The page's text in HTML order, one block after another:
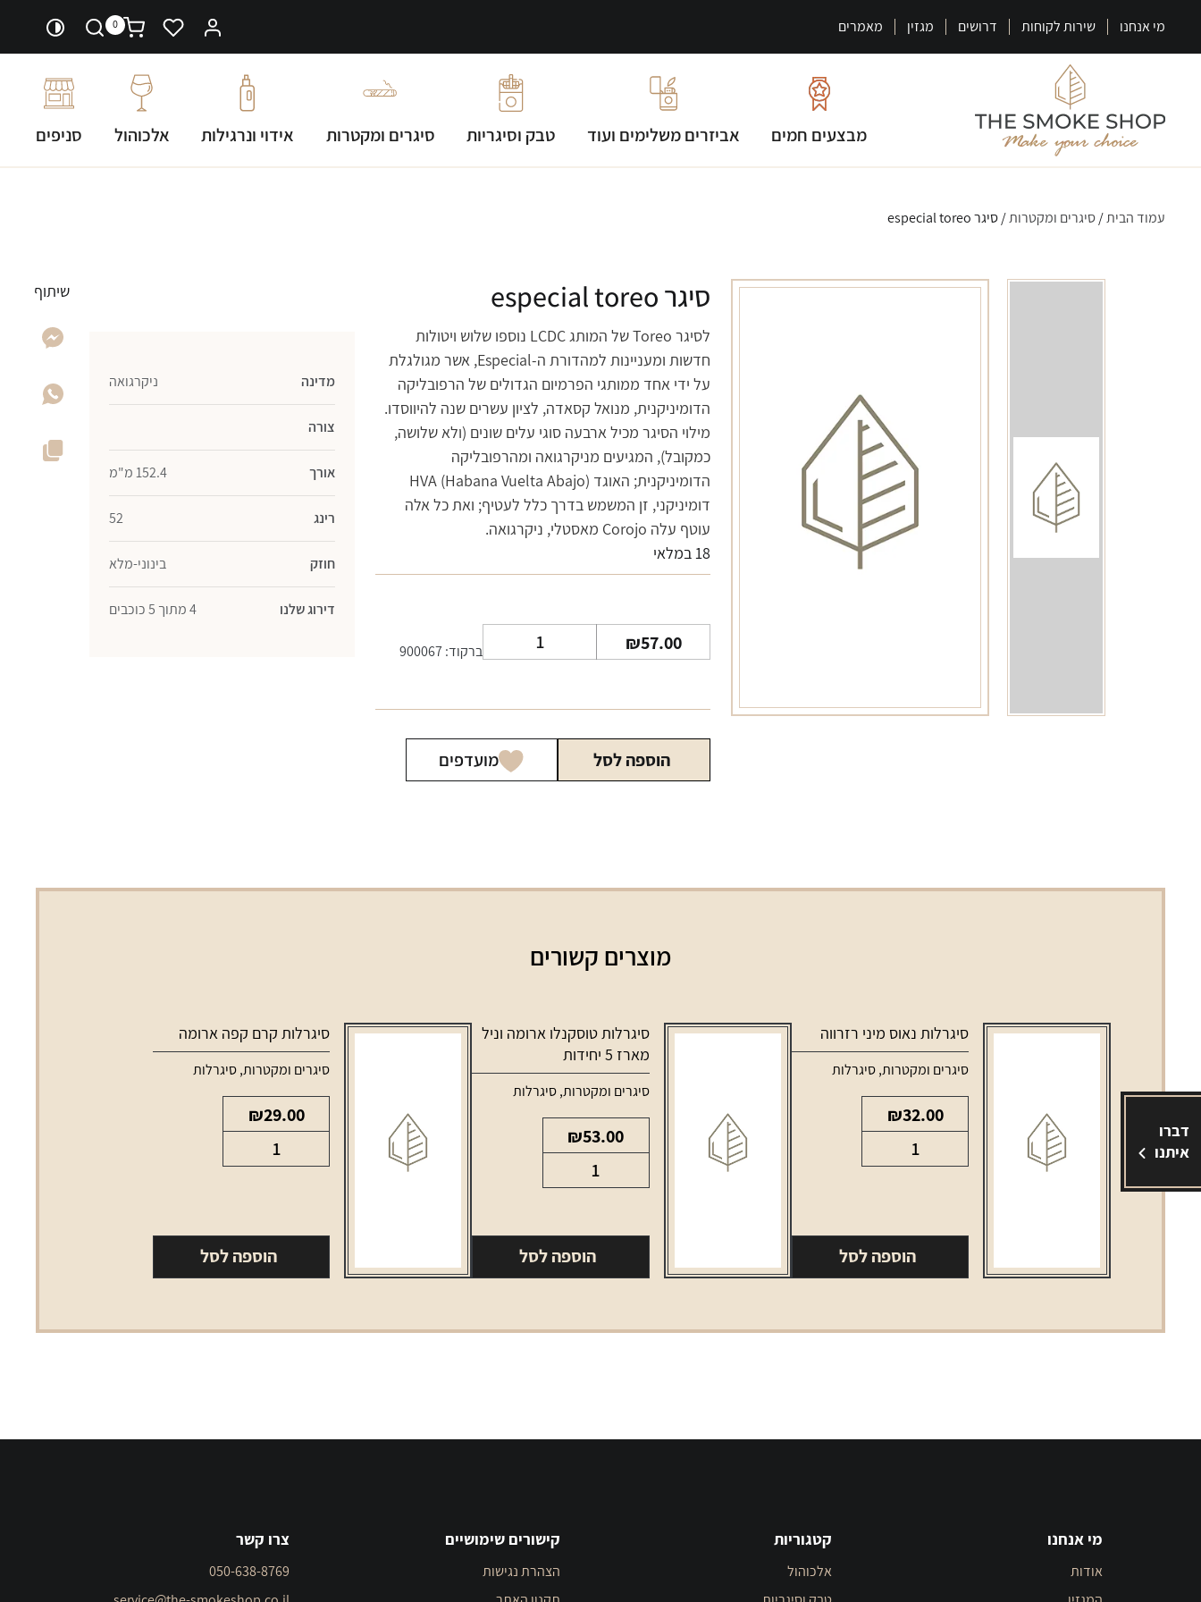
מי אנחנו שירות לקוחות דרושים מגזין מאמרים 0
מבצעים חמים אביזרים משלימים ועוד טבק וסיגריות סיגרים ומקטרות אידוי ונרגילות אלכוהול סניפים
דברו
איתנו
עמוד הבית/סיגרים ומקטרות/ סיגר especial toreo
סיגר especial toreo
לסיגר Toreo של המותג LCDC נוספו שלוש ויטולות
חדשות ומעניינות למהדורת ה-Especial, אשר מגולגלת
על ידי אחד ממותגי הפרמיום הגדולים של הרפובליקה
הדומיניקנית, מנואל קסאדה, לציון עשרים שנה להיווסדו.
מילוי הסיגר מכיל ארבעה סוגי עלים שונים (ולא שלושה,
כמקובל), המגיעים מניקרגואה ומהרפובליקה
הדומיניקנית; האוגד HVA (Habana Vuelta Abajo)
דומיניקני, זן המשמש בדרך כלל לעטיף; ואת כל אלה
עוטף עלה Corojo מאסטלי, ניקרגואה.
18 במלאי
₪57.00
של
especial
toreo
ברקוד: 900067
הוספה לסל מועדפים
מדינה ניקרגואה
צורה
אורך 152.4 מ"מ
רינג 52
חוזק בינוני-מלא
דירוג שלנו 4 מתוך 5 כוכבים
שיתוף
מוצרים קשורים
סיגרלות נאוס מיני רזרווה
סיגרים ומקטרות,סיגרלות
₪32.00
של
מיני
הוספה לסל
סיגרלות טוסקנלו ארומה וניל
מארז 5 יחידות
סיגרים ומקטרות,סיגרלות
₪53.00
של
טוסקנלו
5
הוספה לסל
סיגרלות קרם קפה ארומה
סיגרים ומקטרות,סיגרלות
₪29.00
של
קפה
הוספה לסל
מי אנחנו
אודות
קטגוריות
אלכוהול
קישורים שימושיים
הצהרת נגישות
צרו קשר
050-638-8769